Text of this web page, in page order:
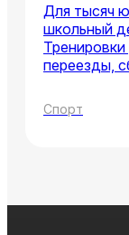
Для тысяч
школьный
переезды,
Спорт